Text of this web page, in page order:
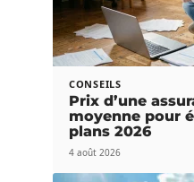
CONSEILS
Prix d’une
moyenne pour
plans 2026
4 août 2026